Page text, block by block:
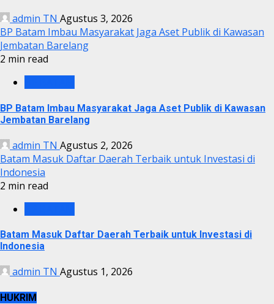
admin TN Agustus 3, 2026
BP Batam Imbau Masyarakat Jaga Aset Publik di Kawasan
Jembatan Barelang
2 min read
BP Batam Imbau Masyarakat Jaga Aset Publik di Kawasan
Jembatan Barelang
admin TN Agustus 2, 2026
Batam Masuk Daftar Daerah Terbaik untuk Investasi di
Indonesia
2 min read
Batam Masuk Daftar Daerah Terbaik untuk Investasi di
Indonesia
admin TN Agustus 1, 2026
HUKRIM